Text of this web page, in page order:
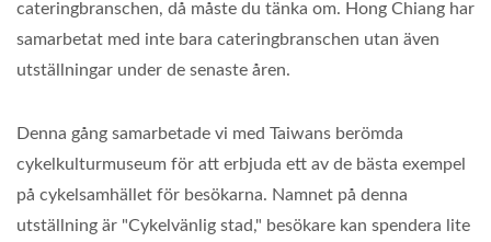
cateringbranschen, då måste du tänka om. Hong Chiang har
samarbetat med inte bara cateringbranschen utan även
utställningar under de senaste åren.
Denna gång samarbetade vi med Taiwans berömda
cykelkulturmuseum för att erbjuda ett av de bästa exempel
på cykelsamhället för besökarna. Namnet på denna
utställning är "Cykelvänlig stad," besökare kan spendera lite